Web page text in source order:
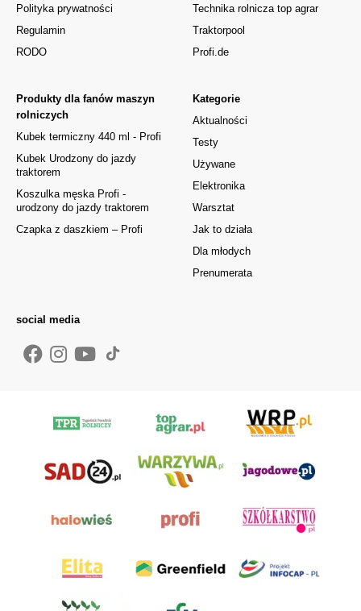
Polityka prywatności
Regulamin
RODO
Kategorie
Aktualności
Testy
Używane
Elektronika
Warsztat
Jak to działa
Dla młodych
Prenumerata
Produkty dla fanów maszyn
rolniczych
Kubek termiczny 440 ml - Profi
Kubek Urodzony do jazdy
traktorem
Koszulka męska Profi -
urodzony do jazdy traktorem
Czapka z daszkiem – Profi
Technika rolnicza top agrar
Traktorpool
Profi.de
social media